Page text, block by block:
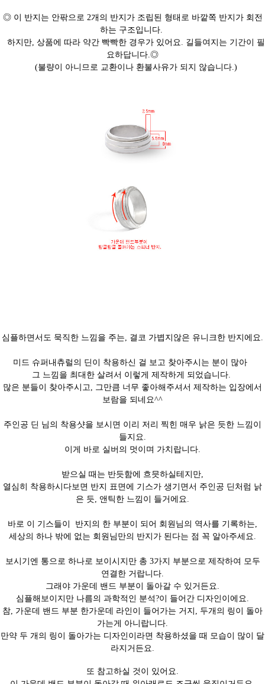
◎ 이 반지는 안팎으로 2개의 반지가 조립된 형태로 바깥쪽 반지가 회전
하는 구조입니다.
하지만, 상품에 따라 약간 빡빡한 경우가 있어요. 길들여지는 기간이 필
요하답니다.◎
(불량이 아니므로 교환이나 환불사유가 되지 않습니다.)
심플하면서도 묵직한 느낌을 주는, 결코 가볍지않은 유니크한 반지에요.
미드 슈퍼내츄럴의 딘이 착용하신 걸 보고 찾아주시는 분이 많아
그 느낌을 최대한 살려서 이렇게 제작하게 되었습니다.
많은 분들이 찾아주시고, 그만큼 너무 좋아해주셔서 제작하는 입장에서
보람을 되네요^^
주인공 딘 님의 착용샷을 보시면 이리 저리 찍힌 매우 낡은 듯한 느낌이
들지요.
이게 바로 실버의 멋이며 가치 랍니다.
받으실 때는 반듯함에 흐믓하실테지만,
열심히 착용하시다보면 반지 표면에 기스가 생기면서 주인공 딘처럼 낡
은 듯, 앤틱한 느낌이 들거에요.
바로 이 기스들이 반지의 한 부분이 되어 회원님의 역사를 기록하는,
세상의 하나 밖에 없는 회원님만의 반지가 된다는 점 꼭 알아주세요.
보시기엔 통으로 하나로 보이시지만 총 3가지 부분으로 제작하여 모두
연결 한 거랍니다.
그래야 가운데 밴드 부분이 돌아갈 수 있거든요.
심플해보이지만 나름의 과학적인 분석?이 들어간 디자인이에요.
참, 가운데 밴드 부분 한가운데 라인이 들어가는 거지, 두개의 링이 돌아
가는게 아니랍니다.
만약 두 개의 링이 돌아가는 디자인이라면 착용하셨을 때 모습이 많이 달
라지거든요.
또 참고하실 것이 있어요.